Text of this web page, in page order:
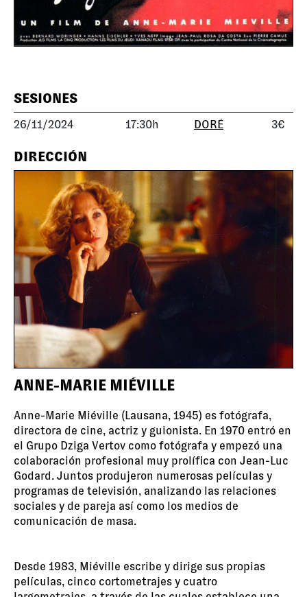
SESIONES
26/11/2024 17:30h DORÉ 3€
DIRECCIÓN
ANNE-MARIE MIÉVILLE
Anne-Marie Miéville (Lausana, 1945) es fotógrafa,
directora de cine, actriz y guionista. En 1970 entró en
el Grupo Dziga Vertov como fotógrafa y empezó una
colaboración profesional muy prolífica con Jean-Luc
Godard. Juntos produjeron numerosas películas y
programas de televisión, analizando las relaciones
sociales y de pareja así como los medios de
comunicación de masa.
Desde 1983, Miéville escribe y dirige sus propias
películas, cinco cortometrajes y cuatro